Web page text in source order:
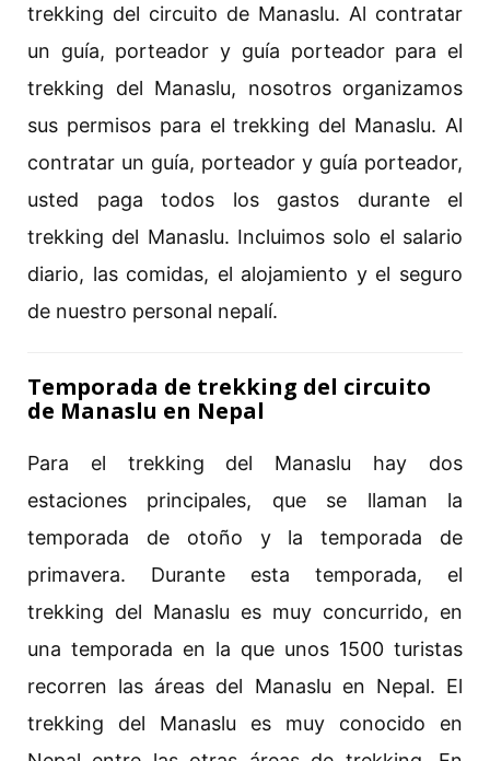
trekking del circuito de Manaslu. Al contratar
un guía, porteador y guía porteador para el
trekking del Manaslu, nosotros organizamos
sus permisos para el trekking del Manaslu. Al
contratar un guía, porteador y guía porteador,
usted paga todos los gastos durante el
trekking del Manaslu. Incluimos solo el salario
diario, las comidas, el alojamiento y el seguro
de nuestro personal nepalí.
Temporada de trekking del circuito
de Manaslu en Nepal
Para el trekking del Manaslu hay dos
estaciones principales, que se llaman la
temporada de otoño y la temporada de
primavera. Durante esta temporada, el
trekking del Manaslu es muy concurrido, en
una temporada en la que unos 1500 turistas
recorren las áreas del Manaslu en Nepal. El
trekking del Manaslu es muy conocido en